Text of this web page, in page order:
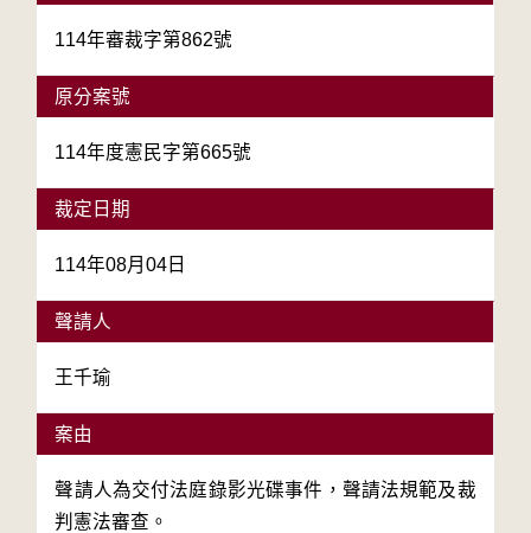
114年審裁字第862號
原分案號
114年度憲民字第665號
裁定日期
114年08月04日
聲請人
王千瑜
案由
聲請人為交付法庭錄影光碟事件，聲請法規範及裁
判憲法審查。